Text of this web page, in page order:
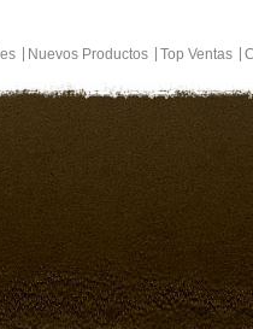
Nuevos Productos Top Ventas